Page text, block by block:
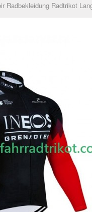
Radbekleidung Radtrikot